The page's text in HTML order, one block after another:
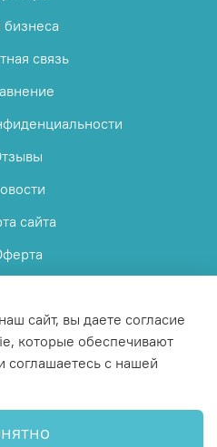
бизнеса
связь
сайта
без письменного
сайт, вы даете согласие
которые обеспечивают
соглашаетесь с нашей